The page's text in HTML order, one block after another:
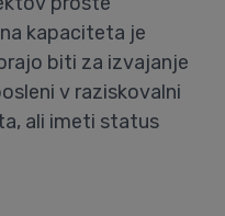
kapaciteta je
biti za izvajanje
v raziskovalni
ali imeti status